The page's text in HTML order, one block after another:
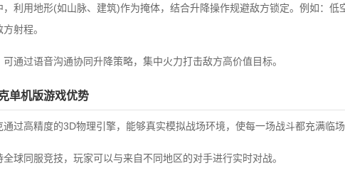
，利用地形(如山脉、建筑)作为掩体，结合升降操作规避敌方锁定。例如：低
射程。
可通过语音沟通协同升降策略，集中火力打击敌方高价值目标。
单机版游戏优势
通过高精度的3D物理引擎，能够真实模拟战场环境，使每一场战斗都充满临场
全球同服竞技，玩家可以与来自不同地区的对手进行实时对战。